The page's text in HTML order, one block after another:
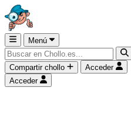
Menú
Compartir chollo
Acceder
Acceder